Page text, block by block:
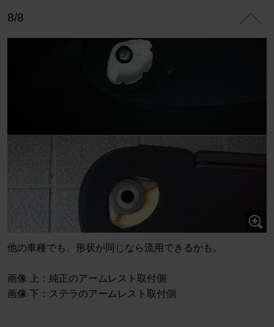
8/8
他の車種でも、形状が同じなら流用できるかも。
画像 上：純正のアームレスト取付側
画像 下：ステラのアームレスト取付側